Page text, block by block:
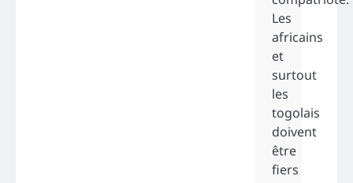
Les
africains
et
surtout
les
togolais
doivent
être
fiers